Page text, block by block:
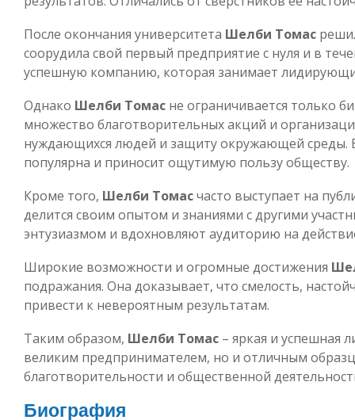
После окончания университета Шелби Томас
соорудила свой первый предприятие с нуля и в
успешную компанию, которая занимает
Однако Шелби Томас не ограничивается только
множество благотворительных акций и
нуждающихся людей и защиту окружающей среды.
популярна и приносит ощутимую пользу обществу.
Кроме того, Шелби Томасчасто выступает на
делится своим опытом и знаниями с другими
энтузиазмом и вдохновляют аудиторию на
Широкие возможности и огромные достижения
подражания. Она доказывает, что смелость,
привести к невероятным результатам.
Таким образом, Шелби Томас – яркая и успешная
великим предпринимателем, но и отличным
благотворительности и общественной
Биография